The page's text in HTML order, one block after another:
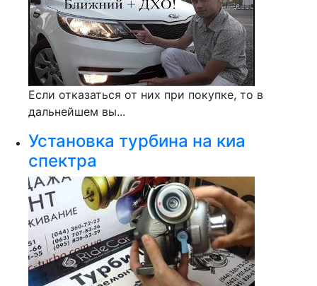
Если отказаться от них при покупке, то в
дальнейшем вы...
Установка турбина на киа
спектра